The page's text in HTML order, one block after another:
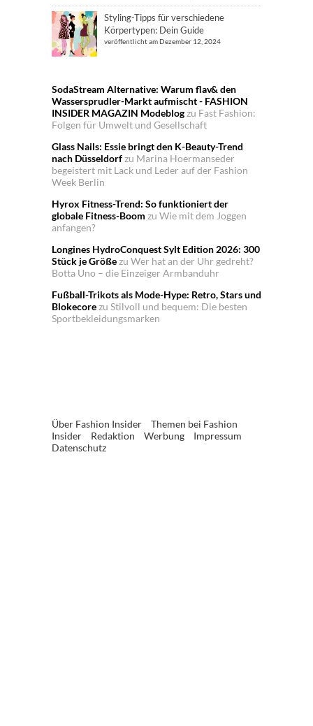
Styling-Tipps für verschiedene
Körpertypen: Dein Guide
veröffentlicht am Dezember 12, 2024
SodaStream Alternative: Warum flav& den
Wassersprudler-Markt aufmischt - FASHION
INSIDER MAGAZIN Modeblogzu Fast Fashion:
Folgen für Umwelt und Gesellschaft
Glass Nails: Essie bringt den K-Beauty-Trend
nach Düsseldorfzu Marina Hoermanseder
begeistert mit Lack und Leder auf der Fashion
Week Berlin
Hyrox Fitness-Trend: So funktioniert der
globale Fitness-Boom zu Wie mit dem Joggen
anfangen?
Longines HydroConquest Sylt Edition 2026: 300
Stück je Größezu Wer hat an der Uhr gedreht?
Botta Uno – die Einzeiger Armbanduhr
Fußball-Trikots als Mode-Hype: Retro, Stars und
Blokecorezu Stilvoll und bequem: Die besten
Sportbekleidungsmarken
Über Fashion Insider
Themen bei Fashion
Insider
Redaktion Werbung
Impressum
Datenschutz